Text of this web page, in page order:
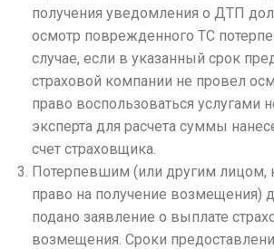
получения уведомления о ДТП
осмотр поврежденного ТС
случае, если в указанный срок
страховой компании не провел
право воспользоваться услугами
эксперта для расчета суммы
счет страховщика.
Потерпевшим (или другим лицом,
право на получение возмещения)
подано заявление о выплате
возмещения. Сроки